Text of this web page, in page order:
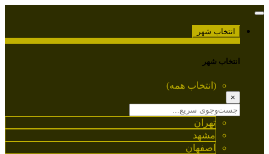
انتخاب شهر
انتخاب شهر
(انتخاب همه)
×
تهران
مشهد
اصفهان